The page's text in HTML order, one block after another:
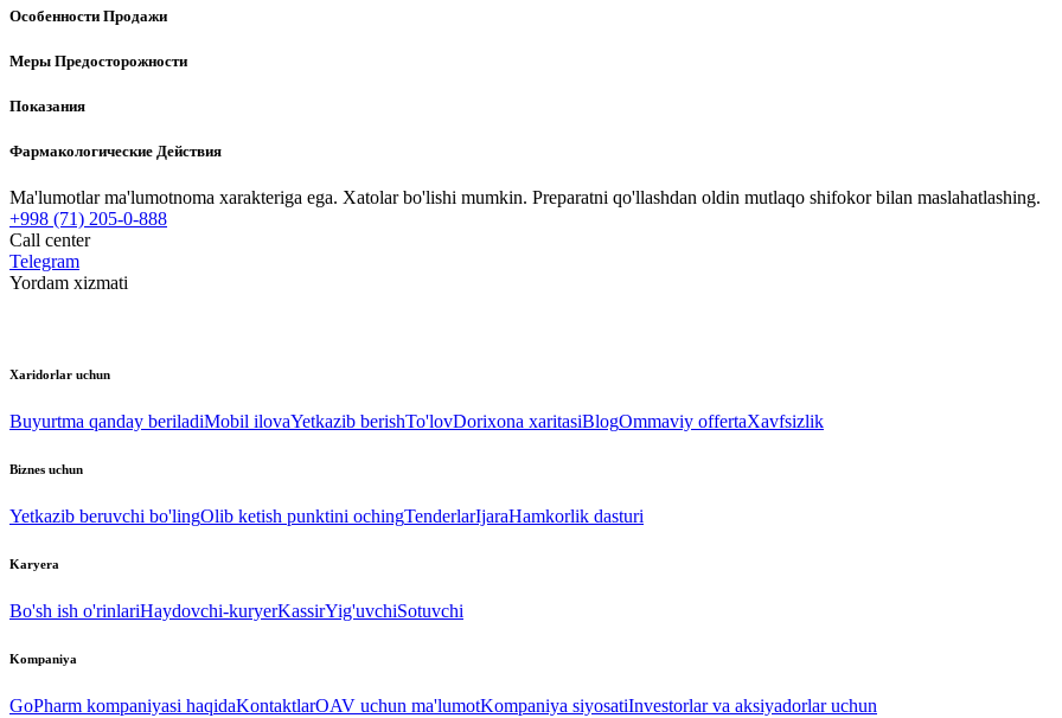
Особенности Продажи
Меры Предосторожности
Показания
Фармакологические Действия
Ma'lumotlar ma'lumotnoma xarakteriga ega. Xatolar bo'lishi mumkin. Preparatni qo'llashdan oldin mutlaqo shifokor bilan maslahatlashing.
+998 (71) 205-0-888
Call center
Telegram
Yordam xizmati
Xaridorlar uchun
Buyurtma qanday beriladiMobil ilovaYetkazib berishTo'lovDorixona xaritasiBlogOmmaviy offertaXavfsizlik
Biznes uchun
Yetkazib beruvchi bo'lingOlib ketish punktini ochingTenderlarIjaraHamkorlik dasturi
Karyera
Bo'sh ish o'rinlariHaydovchi-kuryerKassirYig'uvchiSotuvchi
Kompaniya
GoPharm kompaniyasi haqidaKontaktlarOAV uchun ma'lumotKompaniya siyosatiInvestorlar va aksiyadorlar uchun